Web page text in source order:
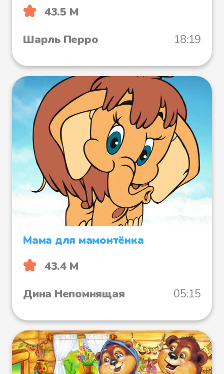
43.5 М
Шарль Перро
18:19
Мама для мамонтёнка
43.4 М
Дина Непомнящая
05:15